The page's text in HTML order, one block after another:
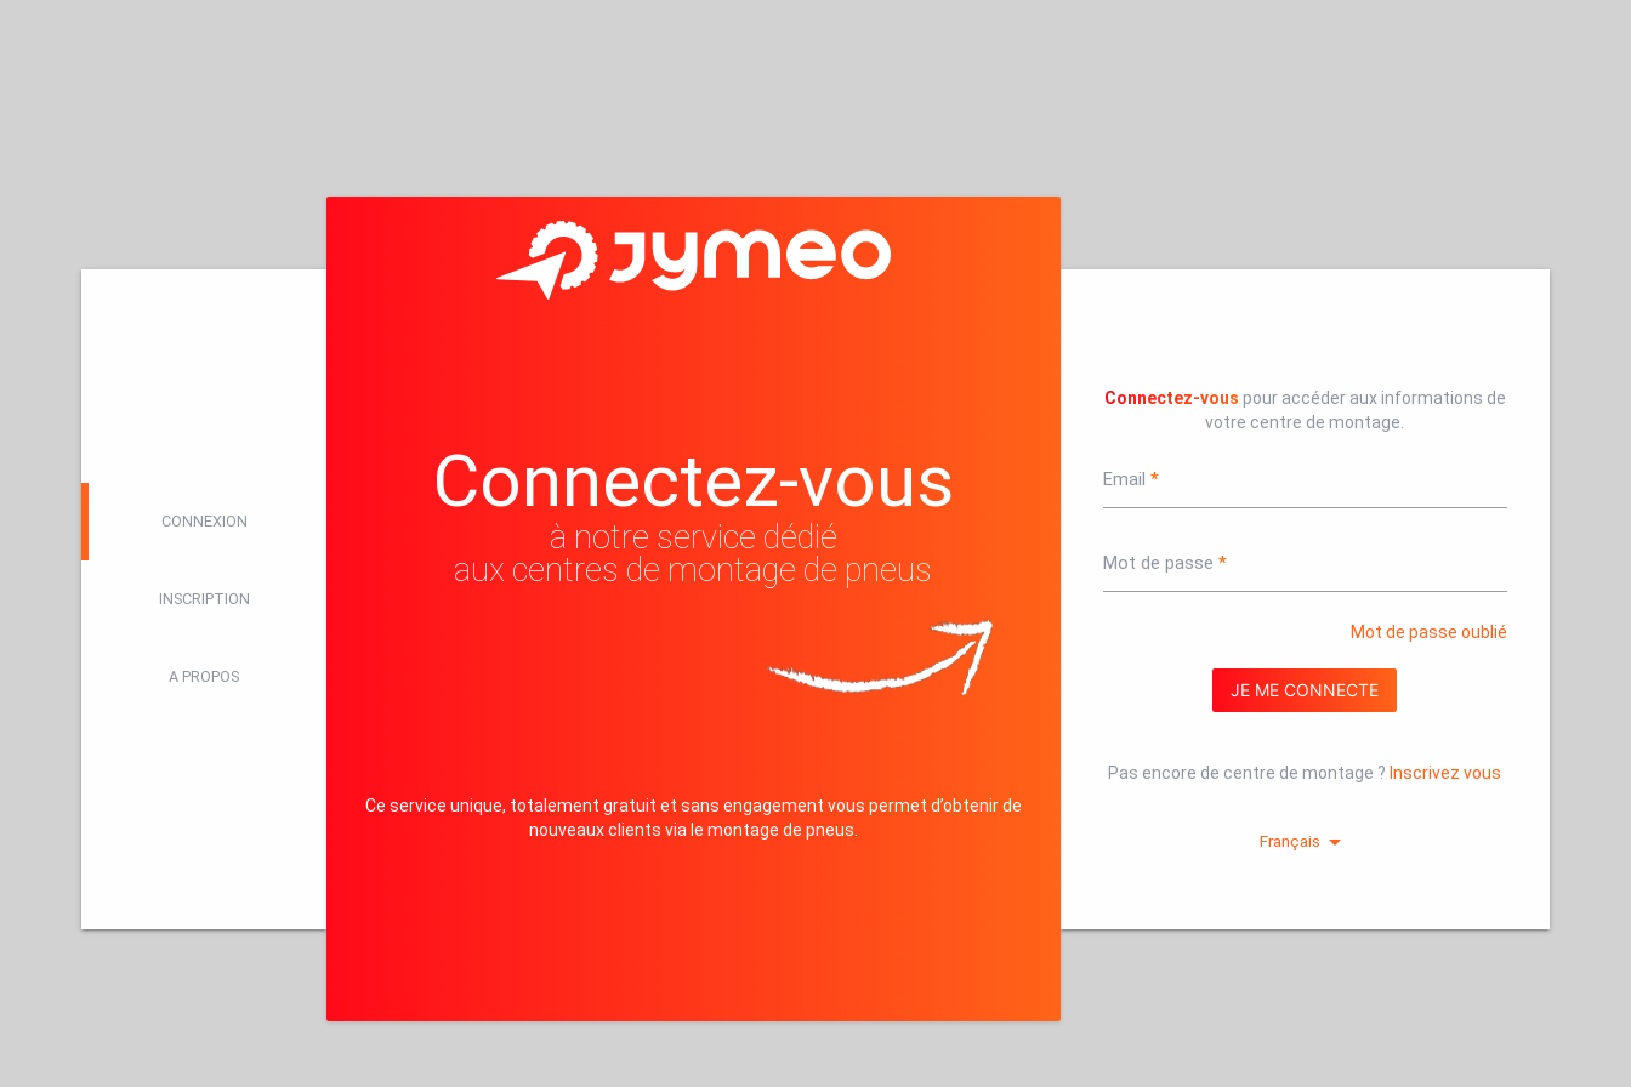
CONNEXION
INSCRIPTION
A PROPOS
Connectez-vous
à notre service dédié
aux centres de montage de pneus
Ce service unique, totalement gratuit et sans engagement vous permet d’obtenir de
nouveaux clients via le montage de pneus.
Connectez-vous pour accéder aux informations de
votre centre de montage.
Email
Mot de passe
Mot de passe oublié
JE ME CONNECTE
Pas encore de centre de montage ? Inscrivez vous
Français arrow_drop_down